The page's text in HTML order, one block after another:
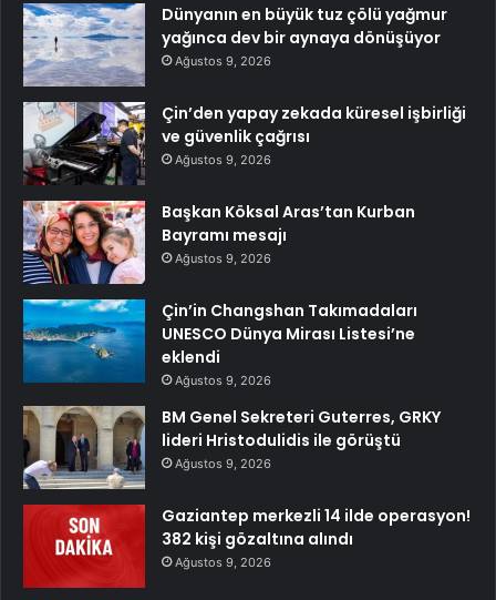
Dünyanın en büyük tuz çölü yağmur
yağınca dev bir aynaya dönüşüyor
Ağustos 9, 2026
Çin’den yapay zekada küresel işbirliği
ve güvenlik çağrısı
Ağustos 9, 2026
Başkan Köksal Aras’tan Kurban
Bayramı mesajı
Ağustos 9, 2026
Çin’in Changshan Takımadaları
UNESCO Dünya Mirası Listesi’ne
eklendi
Ağustos 9, 2026
BM Genel Sekreteri Guterres, GRKY
lideri Hristodulidis ile görüştü
Ağustos 9, 2026
Gaziantep merkezli 14 ilde operasyon!
382 kişi gözaltına alındı
Ağustos 9, 2026